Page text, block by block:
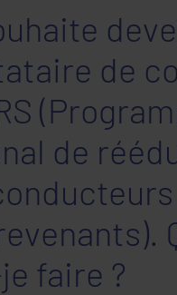
de
de
faire ?